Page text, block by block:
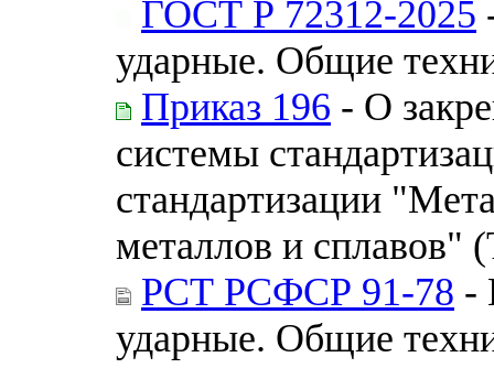
ГОСТ Р 72312-2025
ударные. Общие
Приказ 196 - О
системы
стандартизации
металлов и сплавов"
РСТ РСФСР 91-78 -
ударные. Общие